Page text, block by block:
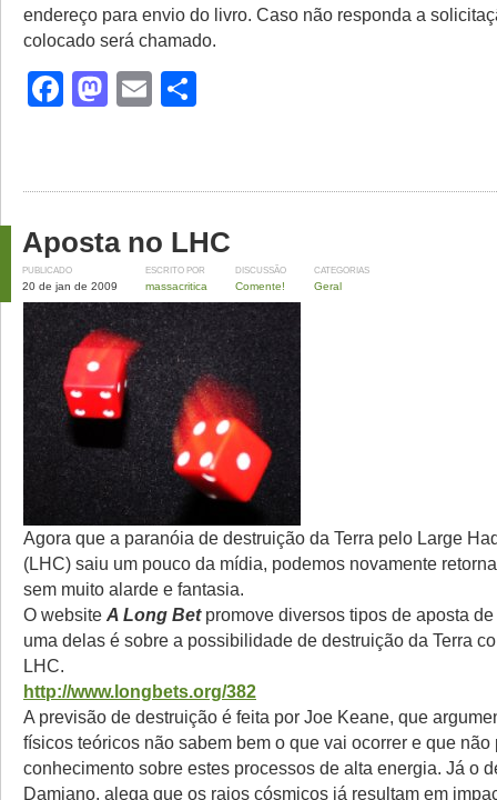
endereço para envio do livro. Caso não responda a
colocado será chamado.
Facebook
Mastodon
Email
Aposta no LHC
PUBLICADO
20 de jan de 2009
ESCRITO POR
massacritica
DISCUSSÃO
Comente!
CATEGORIAS
Geral
Agora que a paranóia de destruição da Terra pelo Large
(LHC) saiu um pouco da mídia, podemos novamente
sem muito alarde e fantasia.
O website A Long Betpromove diversos tipos de aposta
uma delas é sobre a possibilidade de destruição da Terra
LHC.
http://www.longbets.org/382
A previsão de destruição é feita por Joe Keane, que
físicos teóricos não sabem bem o que vai ocorrer e que não
conhecimento sobre estes processos de alta energia. Já o
Damiano, alega que os raios cósmicos já resultam em